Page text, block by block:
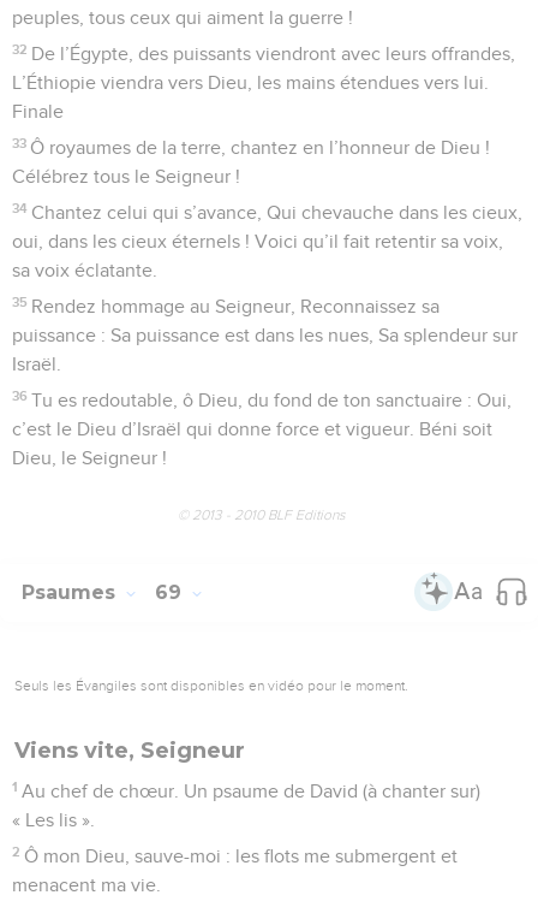
peuples, tous ceux qui aiment la guerre !
32 De l’Égypte, des puissants viendront avec leurs offrandes,
L’Éthiopie viendra vers Dieu, les mains étendues vers lui.
Finale
33 Ô royaumes de la terre, chantez en l’honneur de Dieu !
Célébrez tous le Seigneur !
34 Chantez celui qui s’avance, Qui chevauche dans les cieux,
oui, dans les cieux éternels ! Voici qu’il fait retentir sa voix,
sa voix éclatante.
35 Rendez hommage au Seigneur, Reconnaissez sa
puissance : Sa puissance est dans les nues, Sa splendeur sur
Israël.
36 Tu es redoutable, ô Dieu, du fond de ton sanctuaire : Oui,
c’est le Dieu d’Israël qui donne force et vigueur. Béni soit
Dieu, le Seigneur !
© 2013 - 2010 BLF Editions
Psaumes 69
Seuls les Évangiles sont disponibles en vidéo pour le moment.
Viens vite, Seigneur
1 Au chef de chœur. Un psaume de David (à chanter sur)
« Les lis ».
2 Ô mon Dieu, sauve-moi : les flots me submergent et
menacent ma vie.